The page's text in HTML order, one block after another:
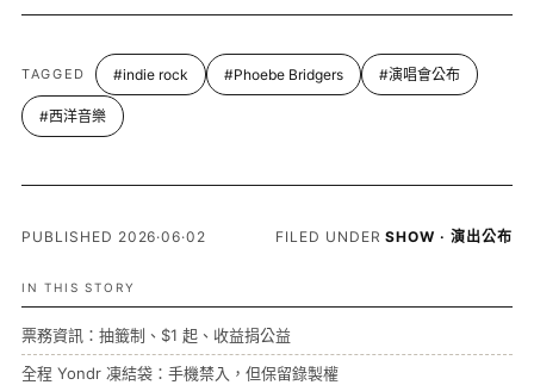
TAGGED #indie rock #Phoebe Bridgers #演唱會公布
#西洋音樂
PUBLISHED 2026·06·02 FILED UNDERSHOW · 演出公布
IN THIS STORY
票務資訊：抽籤制、$1 起、收益捐公益
全程 Yondr 凍結袋：手機禁入，但保留錄製權